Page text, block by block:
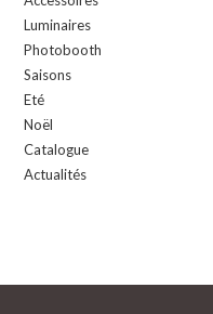
Luminaires
Photobooth
Saisons
Eté
Noël
Catalogue
Actualités